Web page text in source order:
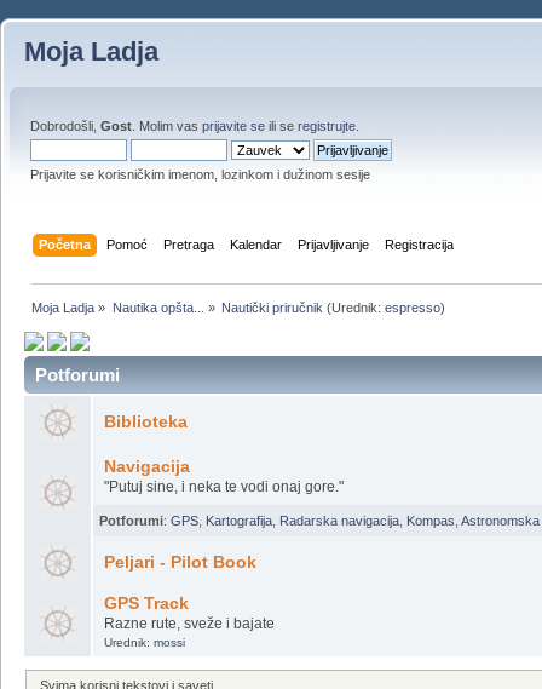
Moja Ladja
Dobrodošli, Gost . Molim vas prijavite se ili se registrujte
Prijavite se korisničkim imenom, lozinkom i dužinom sesije
Početna Pomoć Pretraga Kalendar Prijavljivanje Registracija
Moja Ladja » Nautika opšta... » Nautički priručnik (Urednik: espresso)
Potforumi
Biblioteka
Navigacija
"Putuj sine, i neka te vodi onaj gore."
Potforumi: GPS Kartografija Radarska navigacija Kompas Astronomska
Peljari - Pilot Book
GPS Track
Razne rute, sveže i bajate
Urednik: mossi
Svima korisni tekstovi i saveti